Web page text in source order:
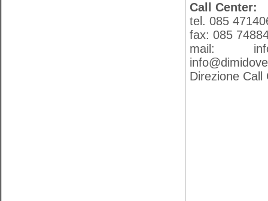
Call Center:
tel. 085
fax: 085
mail:
Direzione Call